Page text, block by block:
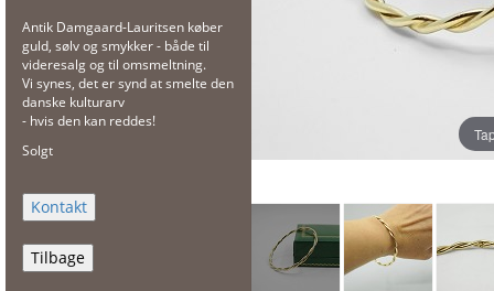
Antik Damgaard-Lauritsen køber
guld, sølv og smykker - både til
videresalg og til omsmeltning.
Vi synes, det er synd at smelte den
danske kulturarv
- hvis den kan reddes!
Solgt
Tilbage